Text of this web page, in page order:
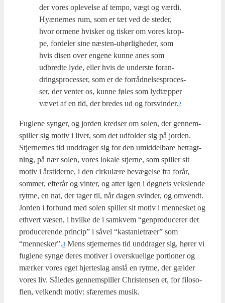
der vores ople­vel­se af tem­po, vægt og vær­di.
Hyæ­ner­nes rum, som er tæt ved de ste­der,
hvor orme­ne hvi­sker og tisker om vores krop­
pe, for­de­ler sine næsten-uhør­lig­he­der, som
hvis disen over enge­ne kun­ne anes som
udbred­te lyde, eller hvis de under­ste for­an­
drings­pro­ces­ser, som er de for­råd­nel­ses­pro­ces­
ser, der ven­ter os, kun­ne føles som lydtæp­per
vævet af en tid, der bre­des ud og forsvinder.2
Fug­le­ne syn­ger, og jor­den kred­ser om solen, der gen­nem­
spil­ler sig motiv i livet, som det udfol­der sig på jor­den.
Stjer­ner­nes tid und­dra­ger sig for den umid­del­ba­re betragt­
ning, på nær solen, vores loka­le stjer­ne, som spil­ler sit
motiv i års­ti­der­ne, i den cir­ku­læ­re bevæ­gel­se fra for­år,
som­mer, efter­år og vin­ter, og atter igen i døg­nets veks­len­de
ryt­me, en nat, der tager til, når dagen svin­der, og omvendt.
Jor­den i for­bund med solen spil­ler sit motiv i men­ne­sket og
ethvert væsen, i hvil­ke de i sam­kvem “gen­pro­du­ce­rer det
pro­du­ce­ren­de prin­cip” i såvel “kasta­nie­træ­er” som
“mennesker”.3 Mens stjer­ner­nes tid und­dra­ger sig, hører vi
fug­le­ne syn­ge deres moti­ver i over­sku­e­li­ge por­tio­ner og
mær­ker vores eget hjer­teslag anslå en ryt­me, der gæl­der
vores liv. Såle­des gen­nem­spil­ler Chri­sten­sen et, for filo­so­
fi­en, vel­kendt motiv: sfæ­rer­nes musik.